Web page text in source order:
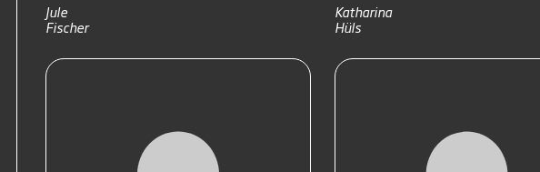
Jule
Fischer
Katharina
Hüls